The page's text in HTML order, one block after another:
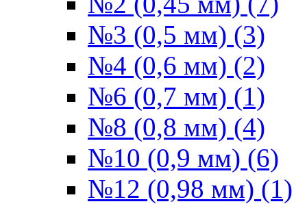
№3 (0,5 мм) (3)
№4 (0,6 мм) (2)
№6 (0,7 мм) (1)
№8 (0,8 мм) (4)
№10 (0,9 мм) (6)
№12 (0,98 мм) (1)